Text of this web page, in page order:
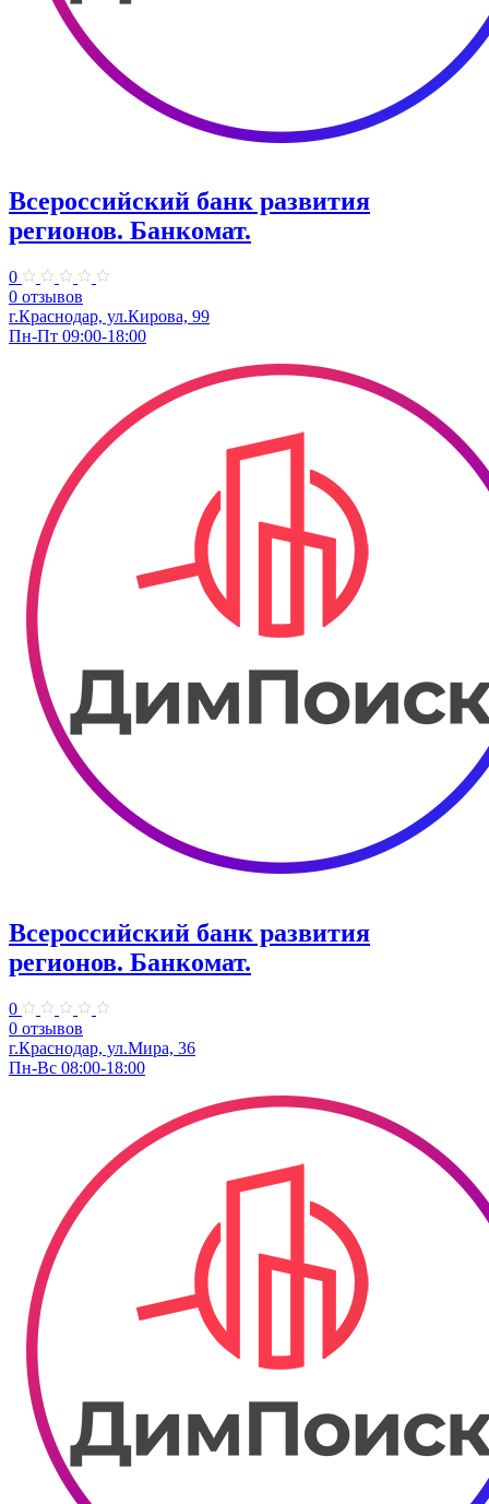
Всероссийский банк развития
регионов. Банкомат.
0
0 отзывов
г.Краснодар, ул.Кирова, 99
Пн-Пт 09:00-18:00
Всероссийский банк развития
регионов. Банкомат.
0
0 отзывов
г.Краснодар, ул.Мира, 36
Пн-Вс 08:00-18:00